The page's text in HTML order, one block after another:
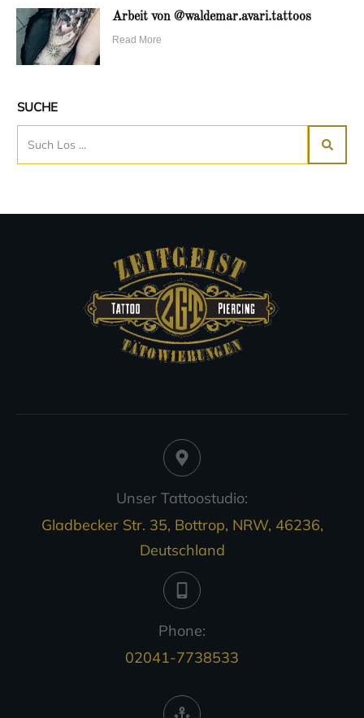
Arbeit von @waldemar.avari.tattoos
Read More
SUCHE
Unser Tattoostudio:
Gladbecker Str. 35, Bottrop, NRW, 46236,
Deutschland
Phone:
02041-7738533